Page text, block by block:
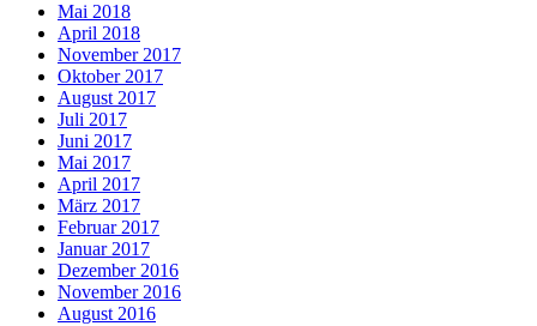
Mai 2018
April 2018
November 2017
Oktober 2017
August 2017
Juli 2017
Juni 2017
Mai 2017
April 2017
März 2017
Februar 2017
Januar 2017
Dezember 2016
November 2016
August 2016